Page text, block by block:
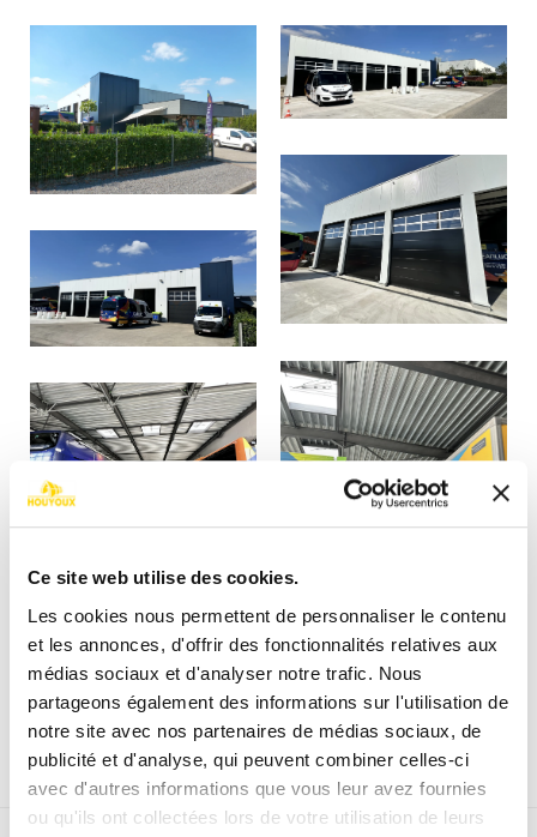
Ce site web utilise des cookies.
Les cookies nous permettent de personnaliser le contenu
et les annonces, d'offrir des fonctionnalités relatives aux
médias sociaux et d'analyser notre trafic. Nous
partageons également des informations sur l'utilisation de
notre site avec nos partenaires de médias sociaux, de
publicité et d'analyse, qui peuvent combiner celles-ci
avec d'autres informations que vous leur avez fournies
ou qu'ils ont collectées lors de votre utilisation de leurs